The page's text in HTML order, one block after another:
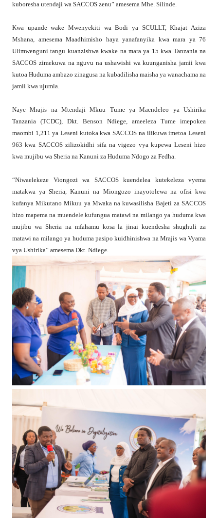
kuboresha utendaji wa SACCOS zenu” amesema Mhe. Silinde.
Kwa upande wake Mwenyekiti wa Bodi ya SCULLT, Khajat Aziza
Mshana, amesema Maadhimisho haya yanafanyika kwa mara ya 76
Ulimwenguni tangu kuanzishwa kwake na mara ya 15 kwa Tanzania na
SACCOS zimekuwa na nguvu na ushawishi wa kuunganisha jamii kwa
kutoa Huduma ambazo zinagusa na kubadilisha maisha ya wanachama na
jamii kwa ujumla.
Naye Mrajis na Mtendaji Mkuu Tume ya Maendeleo ya Ushirika
Tanzania (TCDC), Dkt. Benson Ndiege, ameeleza Tume imepokea
maombi 1,211 ya Leseni kutoka kwa SACCOS na ilikuwa imetoa Leseni
963 kwa SACCOS zilizokidhi sifa na vigezo vya kupewa Leseni hizo
kwa mujibu wa Sheria na Kanuni za Huduma Ndogo za Fedha.
“Niwaelekeze Viongozi wa SACCOS kuendelea kutekeleza vyema
matakwa ya Sheria, Kanuni na Miongozo inayotolewa na ofisi kwa
kufanya Mikutano Mikuu ya Mwaka na kuwasilisha Bajeti za SACCOS
hizo mapema na muendele kufungua matawi na milango ya huduma kwa
mujibu wa Sheria na mfahamu kosa la jinai kuendesha shughuli za
matawi na milango ya huduma pasipo kuidhinishwa na Mrajis wa Vyama
vya Ushirika” amesema Dkt. Ndiege.